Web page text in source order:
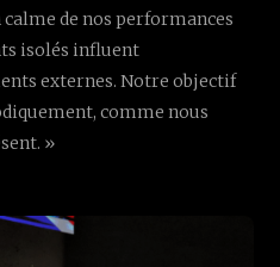
de nos performances
isolés influent
externes. Notre objectif
comme nous
»